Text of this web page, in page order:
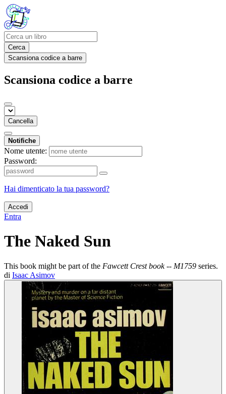
Cerca
Scansiona codice a barre
Scansiona codice a barre
Cancella
Notifiche
Nome utente:
Password:
Hai dimenticato la tua password?
Accedi
Entra
The Naked Sun
This book might be part of the Fawcett Crest book -- M1759 series.
di Isaac Asimov